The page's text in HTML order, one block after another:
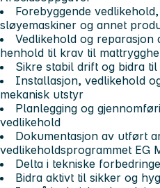
Forebyggende
sløyemaskiner og annet
Vedlikehold og reparasjon
henhold til krav til
Sikre stabil drift og bidra
Installasjon, vedlikehold
mekanisk utstyr
Planlegging og
vedlikehold
Dokumentasjon av utført
vedlikeholdsprogrammet EG
Delta i tekniske
Bidra aktivt til sikker og